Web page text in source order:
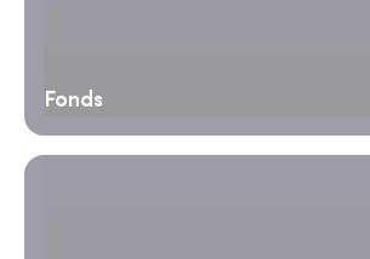
Fonds